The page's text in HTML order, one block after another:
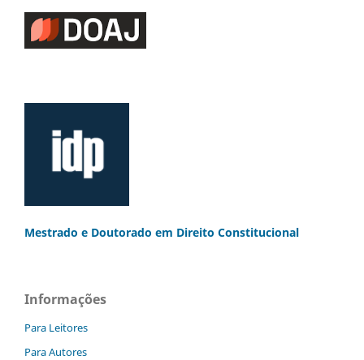
Mestrado e Doutorado em Direito Constitucional
Informações
Para Leitores
Para Autores